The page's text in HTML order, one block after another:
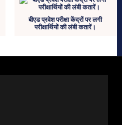
बीएड प्रवेश परीक्षा केंद्रों पर लगी
परीक्षार्थियों की लंबी कतारें।